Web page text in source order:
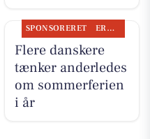
SPONSORERET ERHVERV
Flere danskere
tænker anderledes
om sommerferien
i år